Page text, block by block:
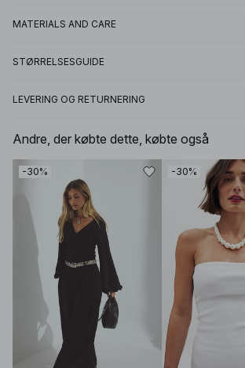
MATERIALS AND CARE
STØRRELSESGUIDE
LEVERING OG RETURNERING
Andre, der købte dette, købte også
-30% -30%